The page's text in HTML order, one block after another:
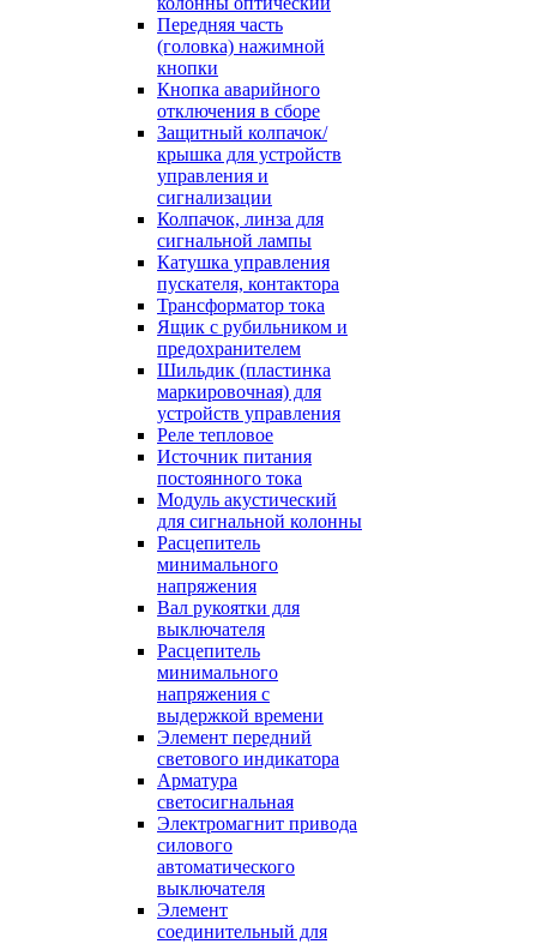
Передняя часть
(головка) нажимной
кнопки
Кнопка аварийного
отключения в сборе
Защитный колпачок/
крышка для устройств
управления и
сигнализации
Колпачок, линза для
сигнальной лампы
Катушка управления
пускателя, контактора
Трансформатор тока
Ящик с рубильником и
предохранителем
Шильдик (пластинка
маркировочная) для
устройств управления
Реле тепловое
Источник питания
постоянного тока
Модуль акустический
для сигнальной колонны
Расцепитель
минимального
напряжения
Вал рукоятки для
выключателя
Расцепитель
минимального
напряжения с
выдержкой времени
Элемент передний
светового индикатора
Арматура
светосигнальная
Электромагнит привода
силового
автоматического
выключателя
Элемент
соединительный для